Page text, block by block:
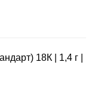
18К | 1,4 г |